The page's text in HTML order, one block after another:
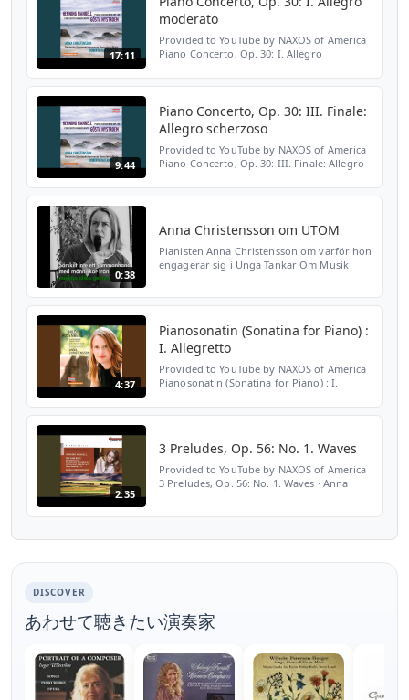
17:11
moderato
Provided to YouTube by NAXOS of America
Piano Concerto, Op. 30: I. Allegro
9:44
Piano Concerto, Op. 30: III. Finale:
Allegro scherzoso
Provided to YouTube by NAXOS of America
Piano Concerto, Op. 30: III. Finale: Allegro
0:38
Anna Christensson om UTOM
Pianisten Anna Christensson om varför hon
engagerar sig i Unga Tankar Om Musik
4:37
Pianosonatin (Sonatina for Piano) :
I. Allegretto
Provided to YouTube by NAXOS of America
Pianosonatin (Sonatina for Piano) : I.
2:35
3 Preludes, Op. 56: No. 1. Waves
Provided to YouTube by NAXOS of America
3 Preludes, Op. 56: No. 1. Waves · Anna
DISCOVER
あわせて聴きたい演奏家